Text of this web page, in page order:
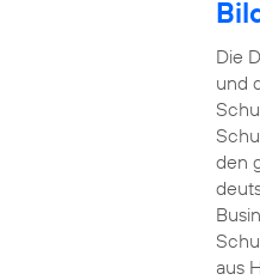
Die
und
den
aus